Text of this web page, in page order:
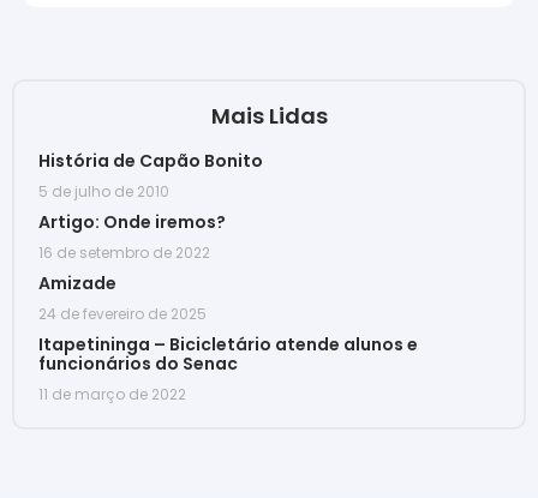
Mais Lidas
História de Capão Bonito
5 de julho de 2010
Artigo: Onde iremos?
16 de setembro de 2022
Amizade
24 de fevereiro de 2025
Itapetininga – Bicicletário atende alunos e
funcionários do Senac
11 de março de 2022